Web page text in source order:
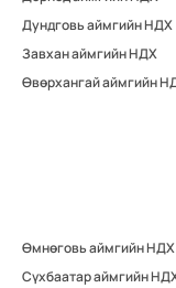
Дундговь аймгийн НДХ
Завхан аймгийн НДХ
Өвөрхангай аймгийн
Өмнөговь аймгийн НДХ
Сүхбаатар аймгийн